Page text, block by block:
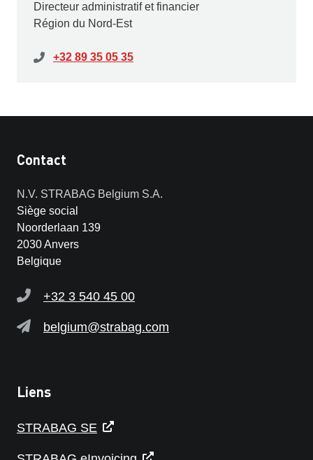
Directeur administratif et financier
Région du Nord-Est
+32 89 35 05 35
Contact
N.V. STRABAG Belgium S.A.
Siège social
Noorderlaan 139
2030 Anvers
Belgique
+32 3 540 45 00
belgium@strabag.com
Liens
STRABAG SE